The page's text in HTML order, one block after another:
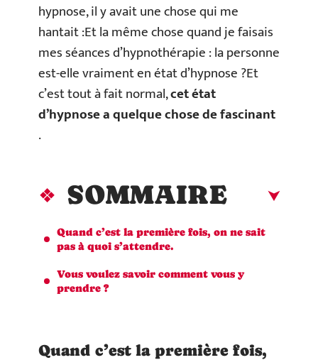
hypnose, il y avait une chose qui me
hantait :Et la même chose quand je faisais
mes séances d’hypnothérapie : la personne
est-elle vraiment en état d’hypnose ?Et
c’est tout à fait normal,cet état
d’hypnose a quelque chose de fascinant
.
SOMMAIRE
Quand c’est la première fois, on ne sait
pas à quoi s’attendre.
Vous voulez savoir comment vous y
prendre ?
Quand c’est la première fois,